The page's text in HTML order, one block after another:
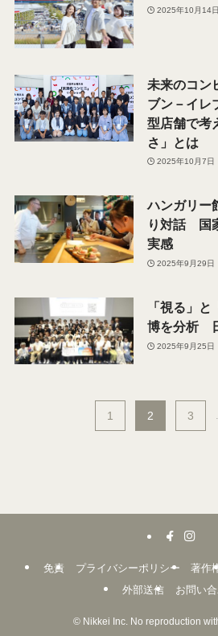
2025年10月14日
未来のコ
ブン－イレ
型店舗で考
さ」とは
2025年10月7日
ハンガリー
り対話 国
実感
2025年9月29日
「視る」
博を分析
2025年9月25日
1 2 3
免責 プライバシーポリシー 著作
外部送信
お問い
©Nikkei Inc. No reproduction